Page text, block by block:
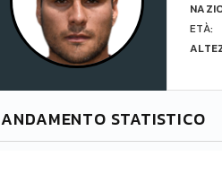
ETÀ:
ANDAMENTO STATISTICO